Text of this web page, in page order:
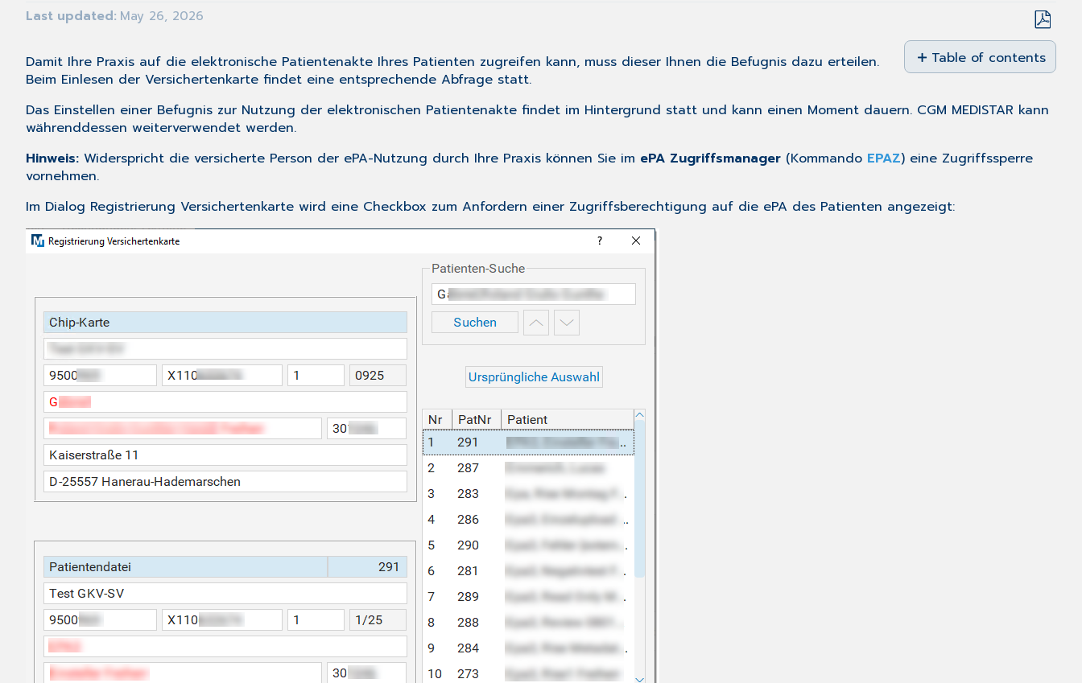
Last updated May 26, 2026
Save
as
PDF
Table of contents
No
Damit Ihre Praxis auf die elektronische Patientenakte Ihres Patienten zugreifen kann, muss dieser Ihnen die Befugnis dazu erteilen.
Beim Einlesen der Versichertenkarte findet eine entsprechende Abfrage statt.
Das Einstellen einer Befugnis zur Nutzung der elektronischen Patientenakte findet im Hintergrund statt und kann einen Moment dauern. CGM MEDISTAR kann
währenddessen weiterverwendet werden.
Hinweis: Widerspricht die versicherte Person der ePA-Nutzung durch Ihre Praxis können Sie im ePA Zugriffsmanager (Kommando EPAZ) eine Zugriffssperre
vornehmen.
Im Dialog Registrierung Versichertenkarte wird eine Checkbox zum Anfordern einer Zugriffsberechtigung auf die ePA des Patienten angezeigt: